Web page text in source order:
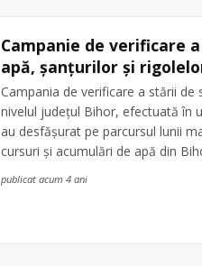
Campanie de verificare
apă, şanţurilor şi
Campania de verificare a stării
nivelul județul Bihor, efectuată în
au desfășurat pe parcursul lunii
cursuri și acumulări de apă din
publicat acum 4 ani